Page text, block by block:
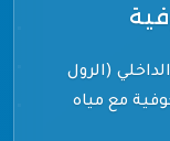
(الرول
مع مياه